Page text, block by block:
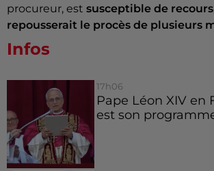
procureur, est susceptible de recours
repousserait le procès de plusieurs
Infos
17h06
Pape Léon XIV en
est son